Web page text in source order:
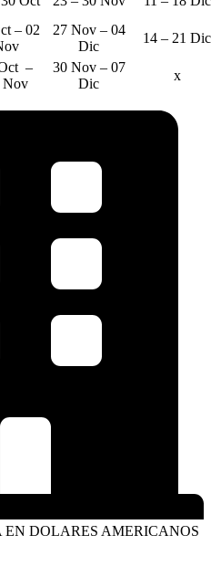
– 02
27 Nov – 04
Dic
14 – 21 Dic
–
Nov
30 Nov – 07
Dic
x
EN DOLARES AMERICANOS